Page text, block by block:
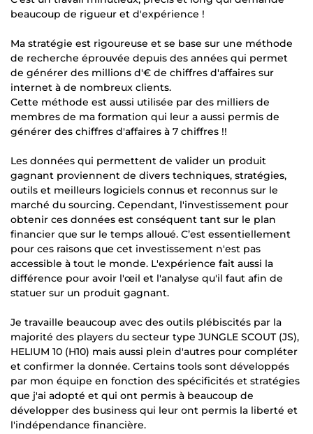
beaucoup de rigueur et d'expérience !
Ma stratégie est rigoureuse et se base sur une méthode
de recherche éprouvée depuis des années qui permet
de générer des millions d'€ de chiffres d'affaires sur
internet à de nombreux clients.
Cette méthode est aussi utilisée par des milliers de
membres de ma formation qui leur a aussi permis de
générer des chiffres d'affaires à 7 chiffres !!
Les données qui permettent de valider un produit
gagnant proviennent de divers techniques, stratégies,
outils et meilleurs logiciels connus et reconnus sur le
marché du sourcing. Cependant, l'investissement pour
obtenir ces données est conséquent tant sur le plan
financier que sur le temps alloué. C’est essentiellement
pour ces raisons que cet investissement n'est pas
accessible à tout le monde. L'expérience fait aussi la
différence pour avoir l'œil et l'analyse qu'il faut afin de
statuer sur un produit gagnant.
Je travaille beaucoup avec des outils plébiscités par la
majorité des players du secteur type JUNGLE SCOUT (JS),
HELIUM 10 (H10) mais aussi plein d'autres pour compléter
et confirmer la donnée. Certains tools sont développés
par mon équipe en fonction des spécificités et stratégies
que j'ai adopté et qui ont permis à beaucoup de
développer des business qui leur ont permis la liberté et
l'indépendance financière.